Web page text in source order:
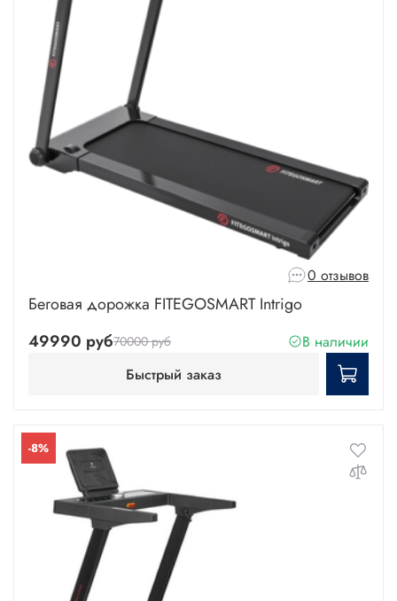
0 отзывов
Беговая дорожка FITEGOSMART Intrigo
49990 руб70000 руб
В наличии
Быстрый заказ
-8%